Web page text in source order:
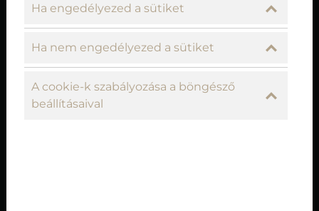
Foglalás
Ha engedélyezed a sütiket
Ha nem engedélyezed a sütiket
A cookie-k szabályozása a böngésző
beállításaival